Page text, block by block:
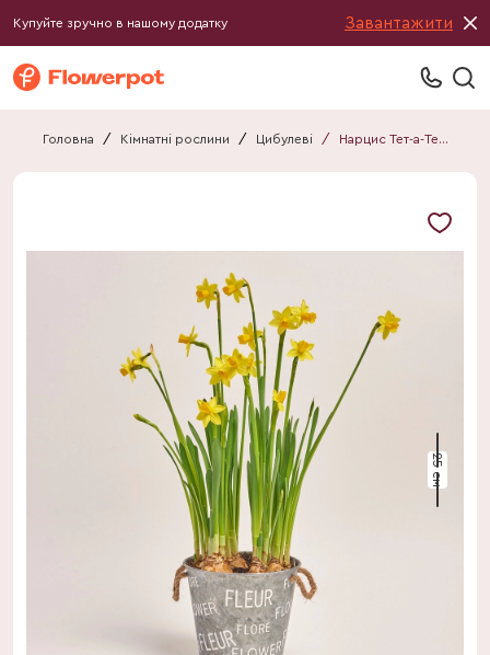
Купуйте зручно в нашому додатку Завантажити
Головна / Кімнатні рослини / Цибулеві / Нарцис Тет-а-Тет у цинк. відрі
25 см